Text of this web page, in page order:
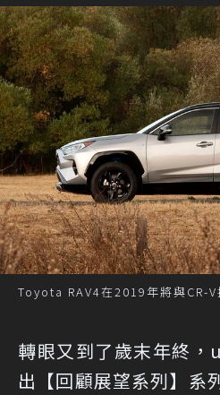
Toyota RAV4在2019年將與CR-
轉眼又到了歲末年終
出【回顧展望系列】系